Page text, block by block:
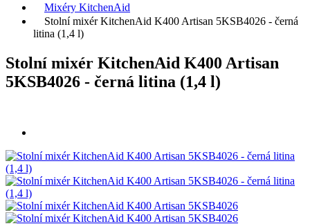
Mixéry KitchenAid
Stolní mixér KitchenAid K400 Artisan 5KSB4026 - černá
litina (1,4 l)
Stolní mixér KitchenAid K400 Artisan
5KSB4026 - černá litina (1,4 l)